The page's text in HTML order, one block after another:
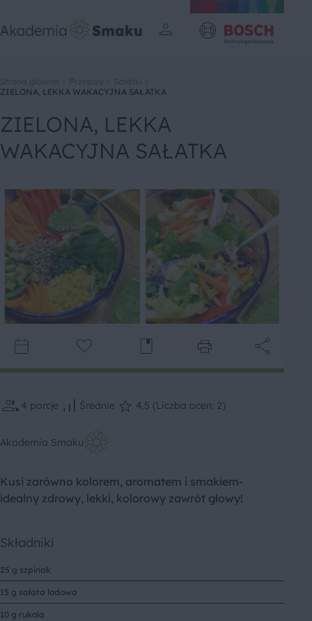
ZIELONA, LEKKA WAKACYJNA SAŁATKA
ZIELONA, LEKKA
WAKACYJNA SAŁATKA
4 porcje Średnie 4.5 (Liczba ocen: 2)
Akademia Smaku
Kusi zarówno kolorem, aromatem i smakiem-
idealny zdrowy, lekki, kolorowy zawrót głowy!
Składniki
25 g szpinak
15 g sałata lodowa
10 g rukola